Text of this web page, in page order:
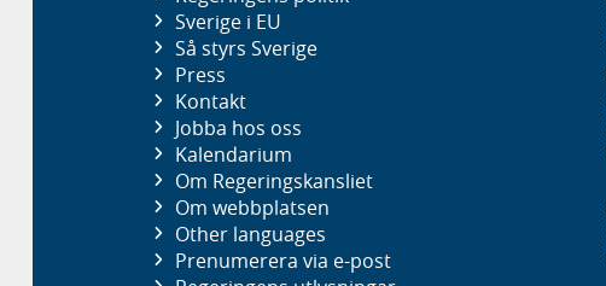
Sverige i EU
Så styrs Sverige
Press
Kontakt
Jobba hos oss
Kalendarium
Om Regeringskansliet
Om webbplatsen
Other languages
Prenumerera via e-post